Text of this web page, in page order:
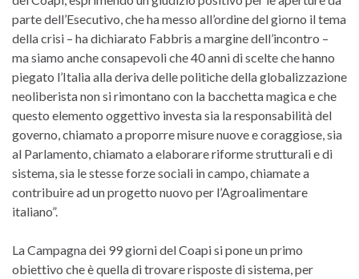
parte dell’Esecutivo, che ha messo all’ordine del giorno il tema
della crisi – ha dichiarato Fabbris a margine dell’incontro –
ma siamo anche consapevoli che 40 anni di scelte che hanno
piegato l’Italia alla deriva delle politiche della globalizzazione
neoliberista non si rimontano con la bacchetta magica e che
questo elemento oggettivo investa sia la responsabilità del
governo, chiamato a proporre misure nuove e coraggiose, sia
al Parlamento, chiamato a elaborare riforme strutturali e di
sistema, sia le stesse forze sociali in campo, chiamate a
contribuire ad un progetto nuovo per l’Agroalimentare
italiano”.
La Campagna dei 99 giorni del Coapi si pone un primo
obiettivo che è quella di trovare risposte di sistema, per